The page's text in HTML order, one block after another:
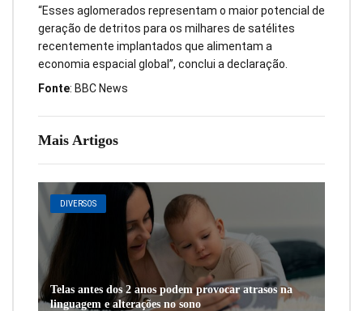
Mais Artigos
DIVERSOS
Telas antes dos 2 anos podem provocar atrasos na
linguagem e alterações no sono
“Esses aglomerados representam o maior potencial de
geração de detritos para os milhares de satélites
recentemente implantados que alimentam a
economia espacial global”, conclui a declaração.
Fonte: BBC News